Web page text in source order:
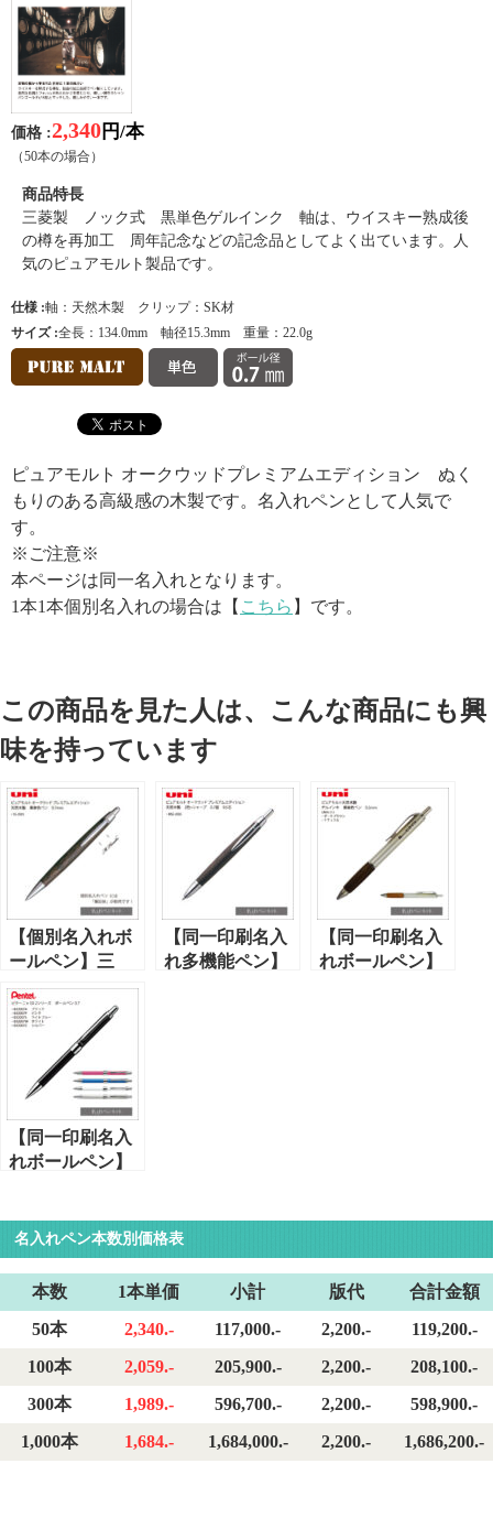
価格 :2,340円/本
（50本の場合）
商品特長
三菱製 ノック式 黒単色ゲルインク 軸は、ウイスキー熟成後
の樽を再加工 周年記念などの記念品としてよく出ています。人
気のピュアモルト製品です。
仕様 :軸：天然木製 クリップ：SK材
サイズ :全長：134.0mm 軸径15.3mm 重量：22.0g
ピュアモルト オークウッドプレミアムエディション ぬく
もりのある高級感の木製です。名入れペンとして人気で
す。
※ご注意※
本ページは同一名入れとなります。
1本1本個別名入れの場合は【 こちら 】です。
この商品を見た人は、こんな商品にも興
味を持っています
【個別名入れボ
ールペン】三
菱・ピュアモル
ト（SS-2005-K）
オークウッドプ
レミアムエディ
ション・黒単色
【同一印刷名入
れ多機能ペン】
【同一印刷名入
れボールペン】
【同一印刷名入
れボールペン】
EX2（BX2007）
黒単色ペン
0.7mm
名入れペン本数別価格表
本数 1本単価 小計 版代
合計金額
50本
2,340.- 117,000.- 2,200.-
119,200.-
100本
2,059.- 205,900.- 2,200.-
208,100.-
300本
1,989.- 596,700.- 2,200.-
598,900.-
1,000本
1,684.- 1,684,000.- 2,200.- 1,686,200.-